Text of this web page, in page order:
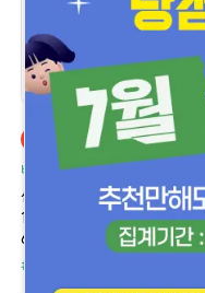
비아그라 + 프릴리지 제네릭
센포스 D (실데나필 Sildenafil
100mg + 다폭세틴
60mg)
#할인 상품